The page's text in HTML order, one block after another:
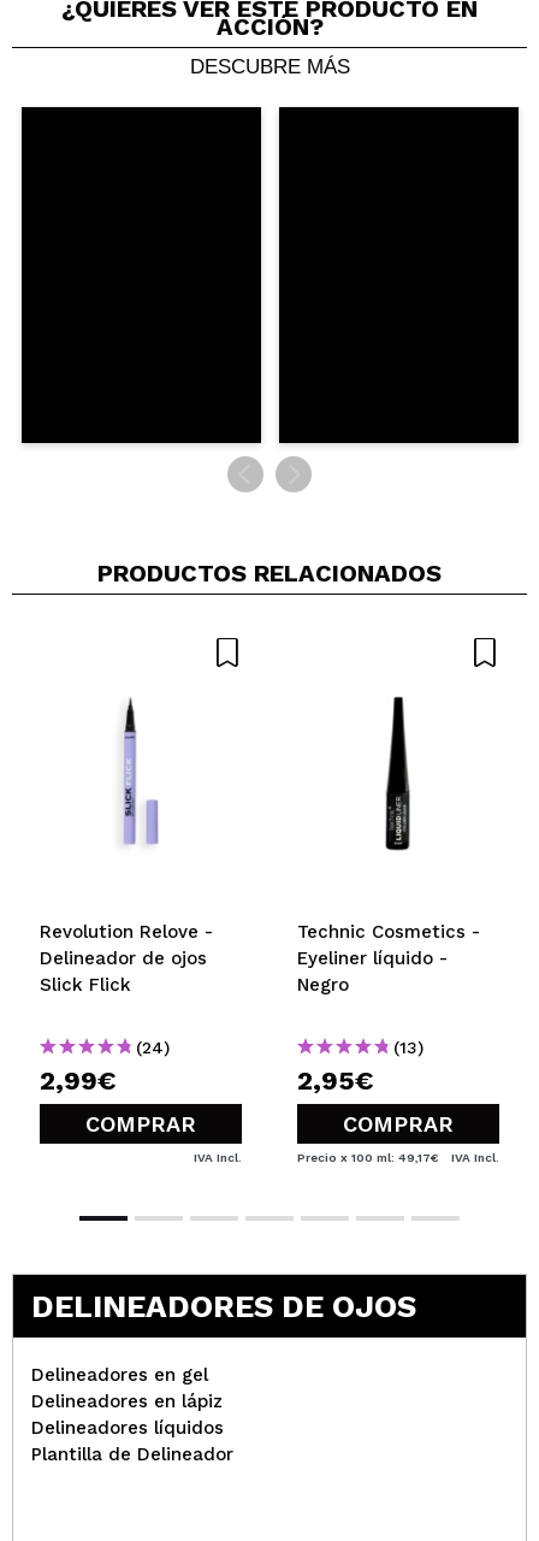
Compartir un vídeo o una foto
¿QUIERES VER ESTE PRODUCTO EN
ACCIÓN?
DESCUBRE MÁS
PRODUCTOS RELACIONADOS
Revolution Relove -
Delineador de ojos
Slick Flick
(24)
2,99€
COMPRAR
IVA Incl.
Technic Cosmetics -
Eyeliner líquido -
Negro
(13)
2,95€
COMPRAR
Precio x 100 ml: 49,17€ IVA Incl.
DELINEADORES DE OJOS
Delineadores en gel
Delineadores en lápiz
Delineadores líquidos
Plantilla de Delineador